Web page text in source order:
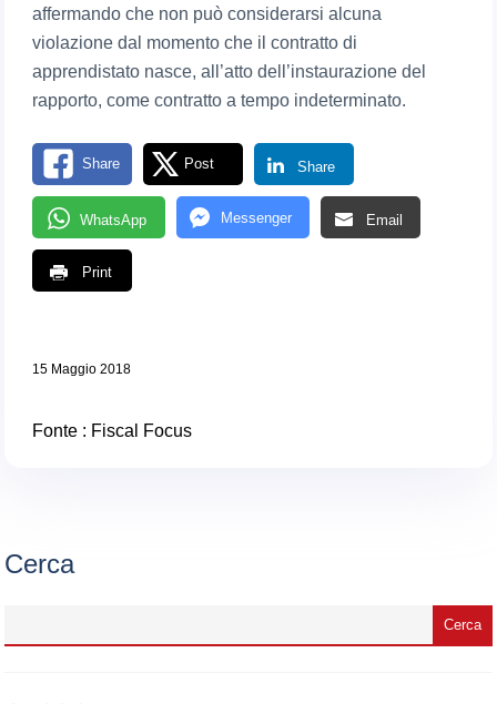
affermando che non può considerarsi alcuna
violazione dal momento che il contratto di
apprendistato nasce, all’atto dell’instaurazione del
rapporto, come contratto a tempo indeterminato.
Share Post Share
WhatsApp Messenger Email
Print
15 Maggio 2018
Fonte : Fiscal Focus
Cerca